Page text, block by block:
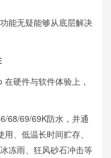
能无疑能够从底层解决
硬件与软件体验上，
68/69/69K防水，并通
、低温长时间贮存、
冻雨、狂风砂石冲击等